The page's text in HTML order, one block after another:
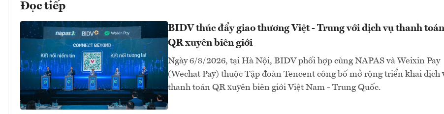
Đọc tiếp
BIDV thúc đẩy giao thương Việt - Trung với dịch vụ thanh toán
QR xuyên biên giới
Ngày 6/8/2026, tại Hà Nội, BIDV phối hợp cùng NAPAS và Weixin Pay
(Wechat Pay) thuộc Tập đoàn Tencent công bố mở rộng triển khai dịch
thanh toán QR xuyên biên giới Việt Nam - Trung Quốc.